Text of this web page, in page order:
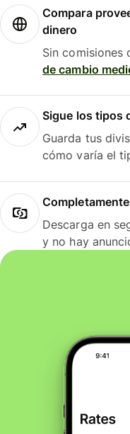
Compara
dinero
Sin comisiones
de cambio
Sigue los tipos
Guarda tus
cómo varía el
Descarga en
y no hay